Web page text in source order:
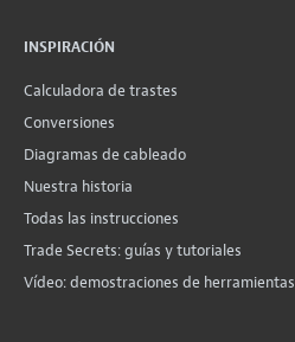
INSPIRACIÓN
Calculadora de trastes
Conversiones
Diagramas de cableado
Nuestra historia
Todas las instrucciones
Trade Secrets: guías y tutoriales
Vídeo: demostraciones de herramientas